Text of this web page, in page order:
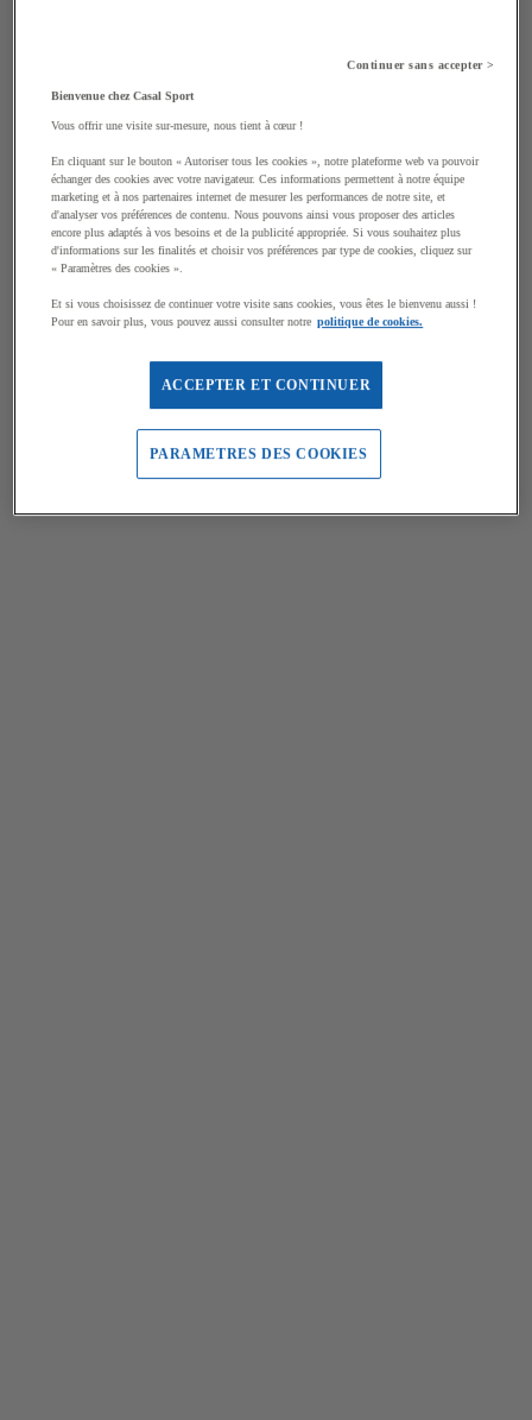
Continuer sans accepter >
Bienvenue chez Casal Sport
Vous offrir une visite sur-mesure, nous tient à cœur !
En cliquant sur le bouton « Autoriser tous les cookies », notre plateforme web va pouvoir
échanger des cookies avec votre navigateur. Ces informations permettent à notre équipe
marketing et à nos partenaires internet de mesurer les performances de notre site, et
d'analyser vos préférences de contenu. Nous pouvons ainsi vous proposer des articles
encore plus adaptés à vos besoins et de la publicité appropriée. Si vous souhaitez plus
d'informations sur les finalités et choisir vos préférences par type de cookies, cliquez sur
« Paramètres des cookies ».
Et si vous choisissez de continuer votre visite sans cookies, vous êtes le bienvenu aussi !
Pour en savoir plus, vous pouvez aussi consulter notre politique de cookies.
ACCEPTER ET CONTINUER
PARAMETRES DES COOKIES